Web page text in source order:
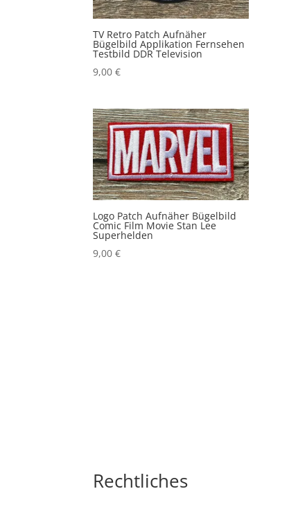
TV Retro Patch Aufnäher
Bügelbild Applikation Fernsehen
Testbild DDR Television
9,00€
Logo Patch Aufnäher Bügelbild
Comic Film Movie Stan Lee
Superhelden
9,00€
Rechtliches